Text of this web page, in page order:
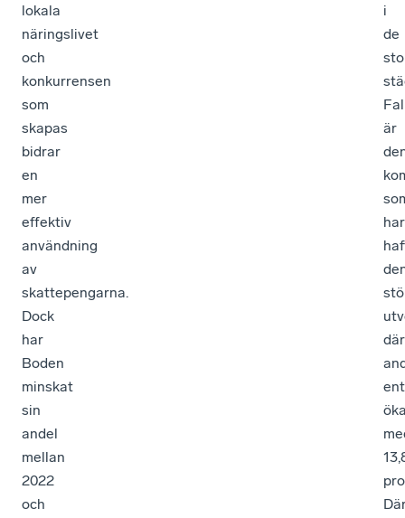
lokala
näringslivet
och
konkurrensen
som
skapas
bidrar
en
mer
effektiv
användning
av
skattepengarna.
Dock
har
Boden
minskat
sin
andel
mellan
2022
och
i
de
är
har
där